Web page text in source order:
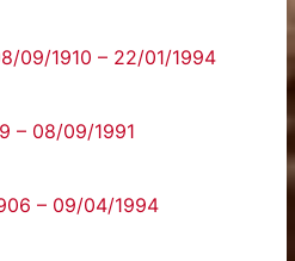
09/1910 – 22/01/1994
– 08/09/1991
– 09/04/1994